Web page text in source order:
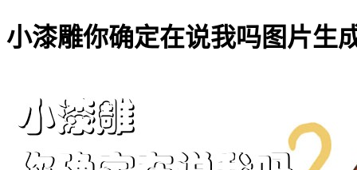
小漆雕你确定在说我吗图片生